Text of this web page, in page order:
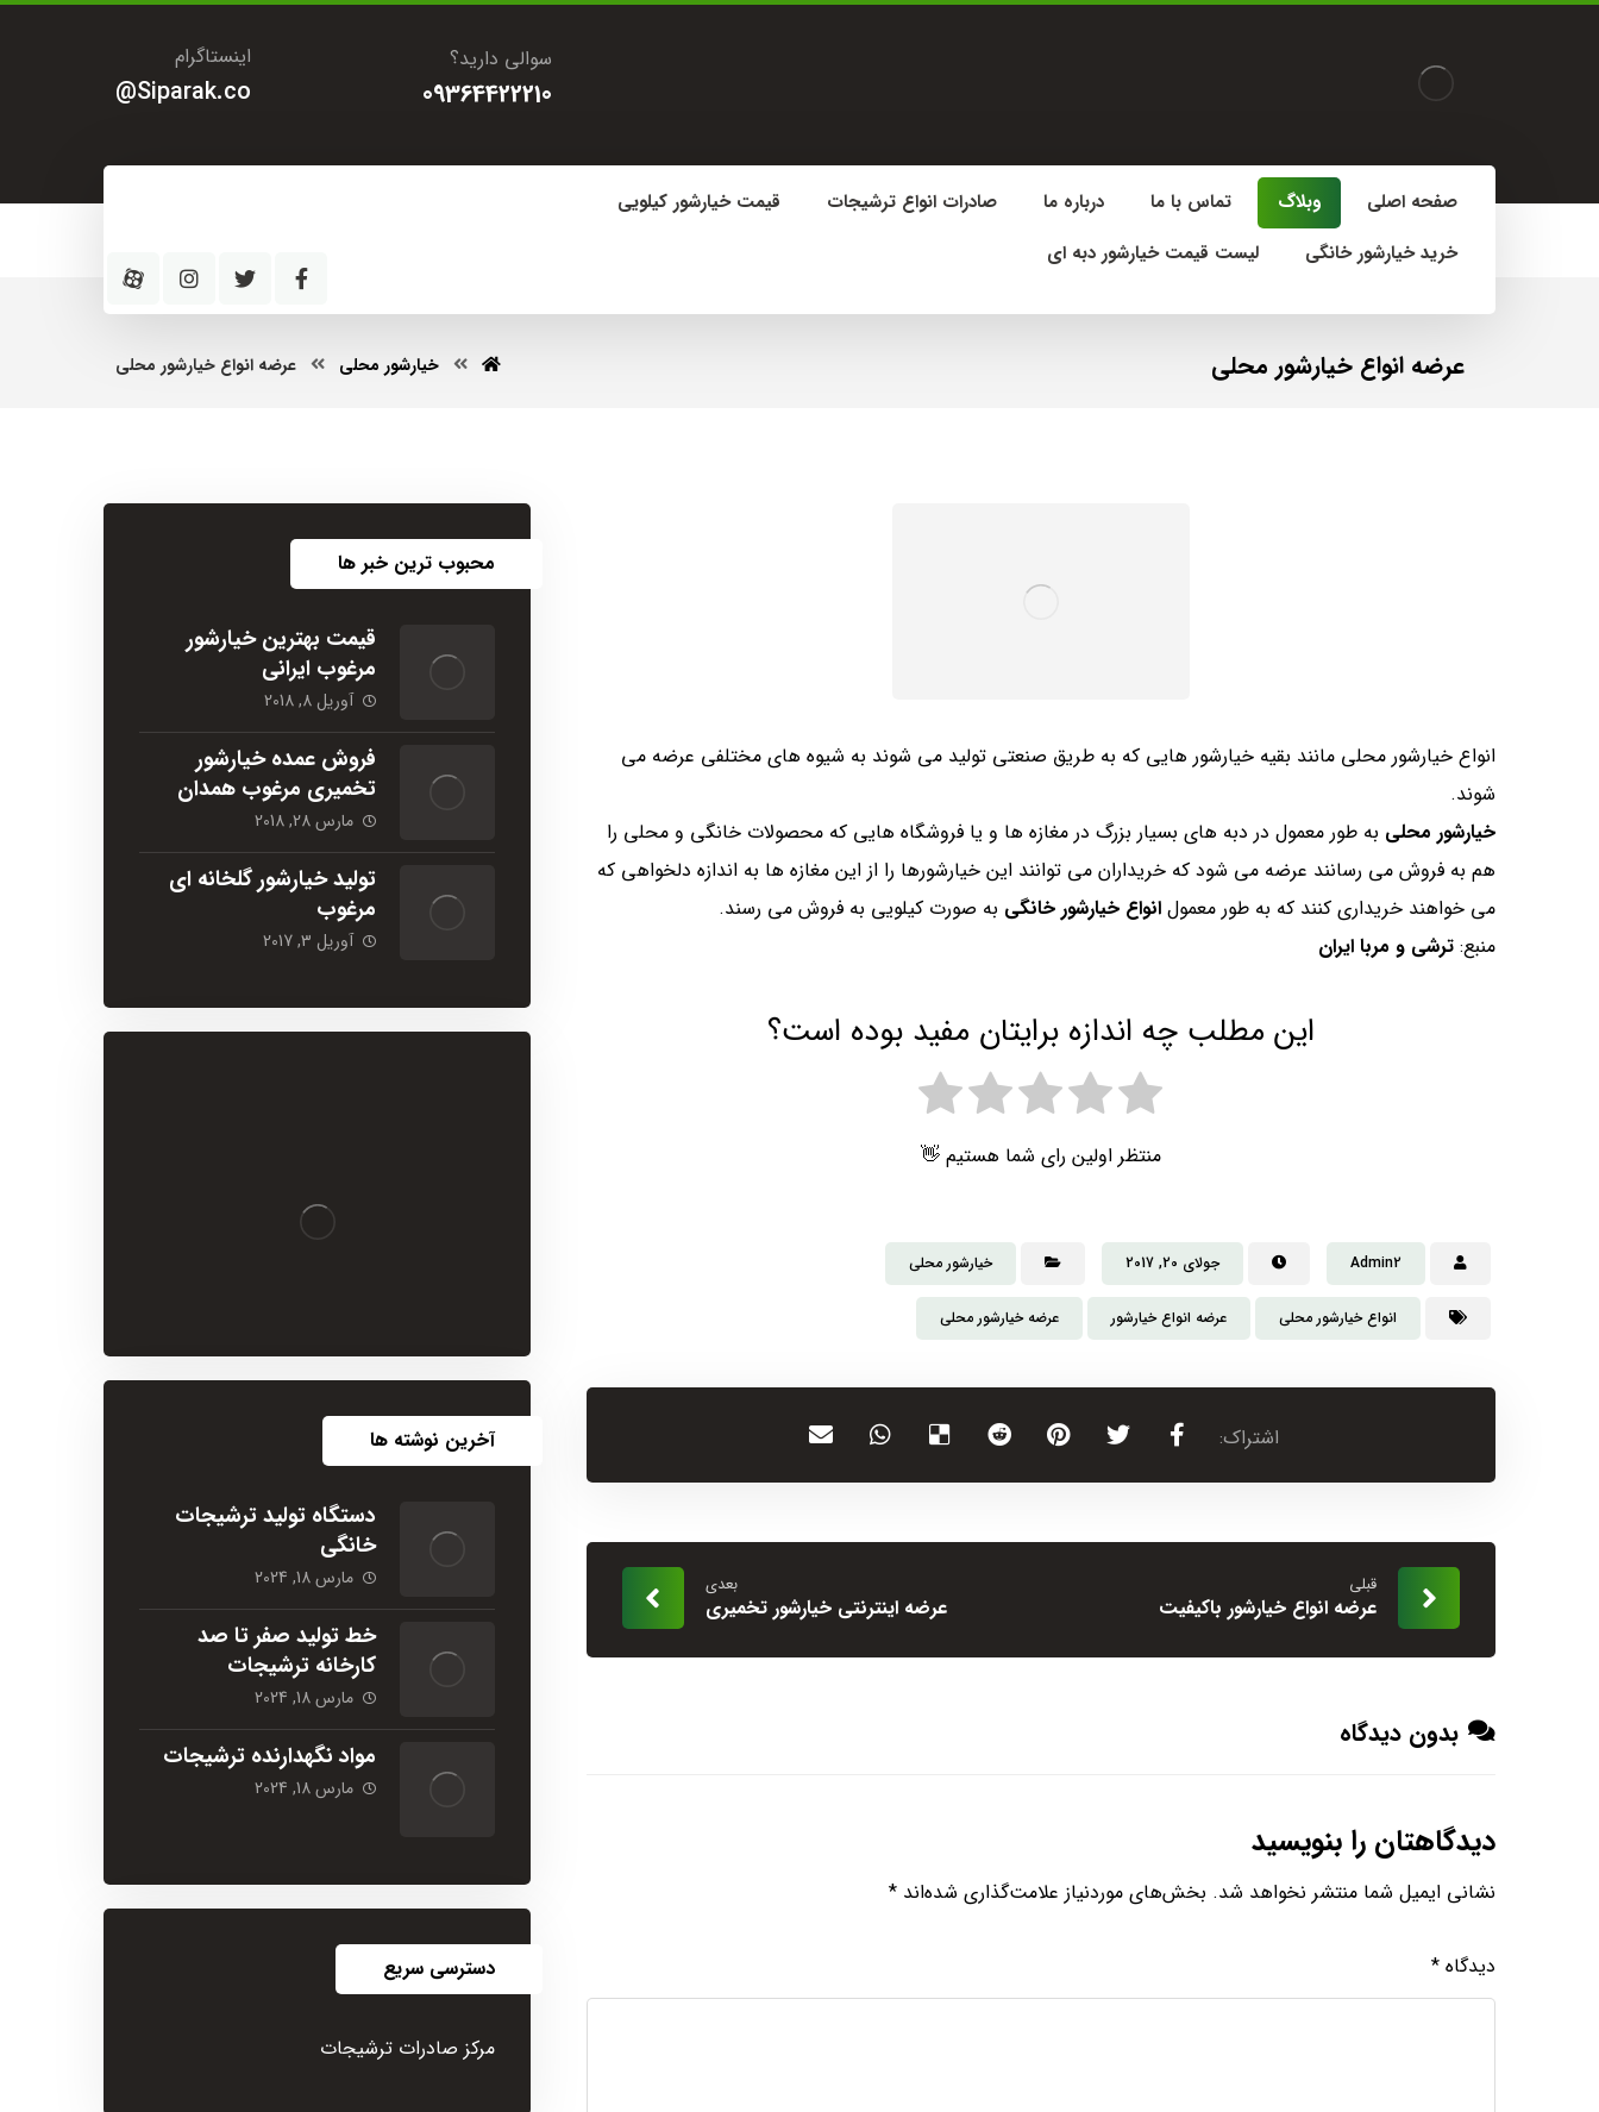
اینستاگرام
Siparak.co@
سوالی دارید؟
09364422210
صفحه اصلی وبلاگ تماس با ما درباره ما صادرات انواع ترشیجات
قیمت خیارشور کیلویی
خرید خیارشور خانگی
لیست قیمت خیارشور دبه ای
عرضه انواع خیارشور محلی خیارشور محلی عرضه انواع خیارشور محلی
انواع خیارشور محلی مانند بقیه خیارشور هایی که به طریق صنعتی تولید می شوند به شیوه های مختلفی عرضه می
شوند.
خیارشور محلی به طور معمول در دبه های بسیار بزرگ در مغازه ها و یا فروشگاه هایی که محصولات خانگی و محلی را
هم به فروش می رسانند عرضه می شود که خریداران می توانند این خیارشورها را از این مغازه ها به اندازه دلخواهی که
می خواهند خریداری کنند که به طور معمول انواع خیارشور خانگی به صورت کیلویی به فروش می رسند.
منبع: ترشی و مربا ایران
این مطلب چه اندازه برایتان مفید بوده است؟
منتظر اولین رای شما هستیم 👋
Admin2 جولای 20, 2017 خیارشور محلی
انواع خیارشور محلی عرضه انواع خیارشور عرضه خیارشور محلی
قبلی
عرضه انواع خیارشور باکیفیت
بعدی
عرضه اینترنتی خیارشور تخمیری
بدون دیدگاه
دیدگاهتان را بنویسید
نشانی ایمیل شما منتشر نخواهد شد. بخش‌های موردنیاز علامت‌گذاری شده‌اند *
دیدگاه *
محبوب ترین خبر ها
قیمت بهترین خیارشور
مرغوب ایرانی
آوریل 8, 2018
فروش عمده خیارشور
تخمیری مرغوب همدان
مارس 28, 2018
تولید خیارشور گلخانه ای
مرغوب
آوریل 3, 2017
آخرین نوشته ها
دستگاه تولید ترشیجات
خانگی
مارس 18, 2024
خط تولید صفر تا صد
کارخانه ترشیجات
مارس 18, 2024
مواد نگهدارنده ترشیجات
مارس 18, 2024
دسترسی سریع
مرکز صادرات ترشیجات